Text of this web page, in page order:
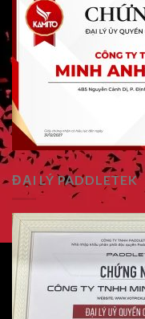
ĐẠI LÝ PADDLETEK